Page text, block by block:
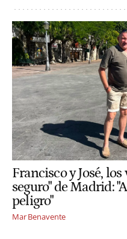
Francisco y José,
seguro" de Madrid:
peligro"
Mar Benavente